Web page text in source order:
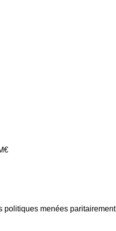
politiques menées paritairement